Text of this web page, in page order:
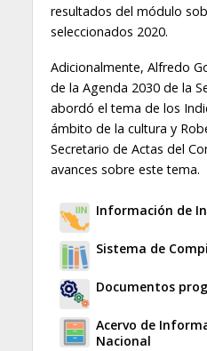
resultados del módulo
seleccionados 2020.
Adicionalmente, Alfredo
de la Agenda 2030 de la
abordó el tema de los
ámbito de la cultura y
Secretario de Actas del
avances sobre este tema.
Información de
Sistema de
Documentos
Acervo de
Nacional